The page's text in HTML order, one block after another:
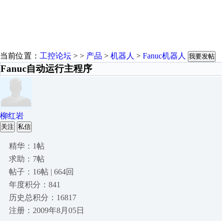
当前位置： 工控论坛 > > 产品 > 机器人 > Fanuc机器人 我要发帖
Fanuc自动运行主程序
柳红岩
关注 私信
精华：1帖
求助：7帖
帖子：16帖 | 664回
年度积分：841
历史总积分：16817
注册：2009年8月05日